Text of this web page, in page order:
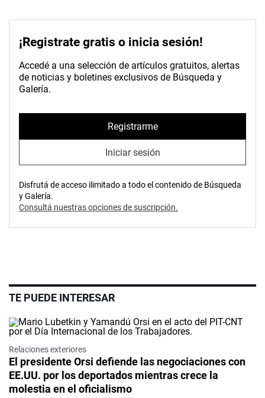
¡Registrate gratis o inicia sesión!
Accedé a una selección de artículos gratuitos, alertas
de noticias y boletines exclusivos de Búsqueda y
Galería.
Registrarme
Iniciar sesión
Disfrutá de acceso ilimitado a todo el contenido de Búsqueda
y Galería.
Consultá nuestras opciones de suscripción.
TE PUEDE INTERESAR
Relaciones exteriores
El presidente Orsi defiende las negociaciones con
EE.UU. por los deportados mientras crece la
molestia en el oficialismo